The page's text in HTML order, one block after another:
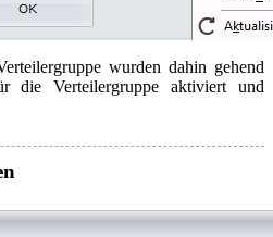
wurden dahin gehend
die Verteilergruppe aktiviert und